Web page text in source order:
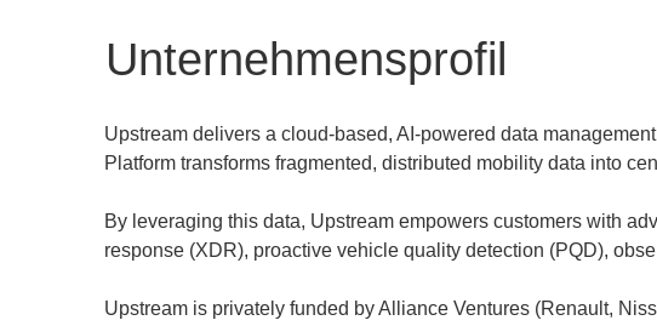
Unternehmensprofil
Upstream delivers a cloud-based, AI-powered data
Platform transforms fragmented, distributed mobility data into
By leveraging this data, Upstream empowers customers with
response (XDR), proactive vehicle quality detection (PQD),
Upstream is privately funded by Alliance Ventures (Renault,